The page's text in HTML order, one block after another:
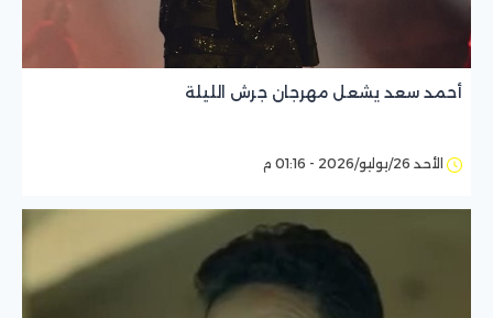
أحمد سعد يشعل مهرجان جرش الليلة
الأحد 26/يوليو/2026 - 01:16 م